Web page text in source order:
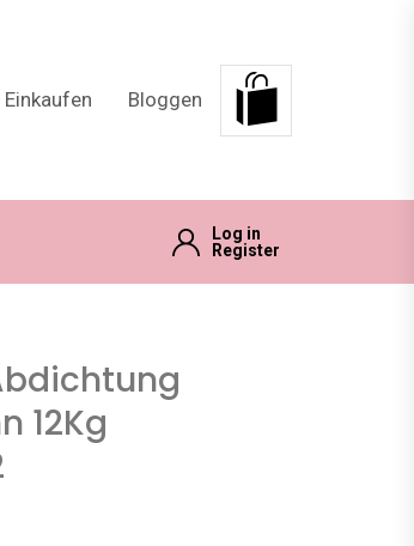
Einkaufen Bloggen
Log in
Register
12Kg